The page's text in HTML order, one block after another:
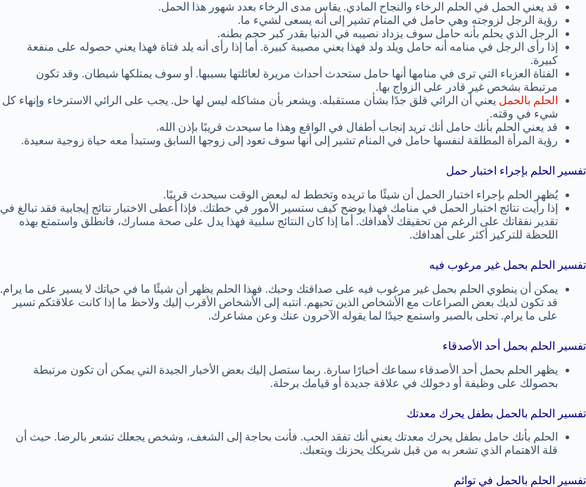
قد يعني الحمل في الحلم الرخاء والنجاح المادي. يقاس مدى الرخاء بعدد شهور هذا الحمل.
رؤية الرجل لزوجته وهي حامل في المنام تشير إلى أنه يسعى لشيء ما.
الرجل الذي يحلم بأنه حامل سوف يزداد نصيبه في الدنيا بقدر كبر حجم بطنه.
إذا رأى الرجل في منامه أنه حامل ويلد ولد فهذا يعني مصيبة كبيرة. أما إذا رأى أنه يلد فتاة فهذا يعني حصوله على منفعة
كبيرة.
الفتاة العزباء التي ترى في منامها أنها حامل ستحدث أحداث مريرة لعائلتها بسببها. أو سوف يمتلكها شيطان. وقد تكون
مرتبطة بشخص غير قادر على الزواج بها.
الحلم بالحمل يعني أن الرائي قلق جدًا بشأن مستقبله. ويشعر بأن مشاكله ليس لها حل. يجب على الرائي الاسترخاء وإنهاء كل
شيء في وقته.
قد يعني الحلم بأنك حامل أنك تريد إنجاب أطفال في الواقع وهذا ما سيحدث قريبًا بإذن الله.
رؤية المرأة المطلقة لنفسها حامل في المنام تشير إلى أنها سوف تعود إلى زوجها السابق وستبدأ معه حياة زوجية سعيدة.
تفسير الحلم بإجراء اختبار حمل
يُظهر الحلم بإجراء اختبار الحمل أن شيئًا ما تريده وتخطط له لبعض الوقت سيحدث قريبًا.
إذا رأيت نتائج اختبار الحمل في منامك فهذا يوضح كيف ستسير الأمور في خطتك. فإذا أعطى الاختبار نتائج إيجابية فقد تبالغ في
تقدير نفقاتك على الرغم من تحقيقك لأهدافك. أما إذا كان النتائج سلبية فهذا يدل على صحة مسارك، فانطلق واستمتع بهذه
اللحظة للتركيز أكثر على أهدافك.
تفسير الحلم بحمل غير مرغوب فيه
يمكن أن ينطوي الحلم بحمل غير مرغوب فيه على صداقتك وحبك. فهذا الحلم يظهر أن شيئًا ما في حياتك لا يسير على ما يرام.
قد تكون لديك بعض الصراعات مع الأشخاص الذين تحبهم. انتبه إلى الأشخاص الأقرب إليك ولاحظ ما إذا كانت علاقتكم تسير
على ما يرام. تحلى بالصبر واستمع جيدًا لما يقوله الآخرون عنك وعن مشاعرك.
تفسير الحلم بحمل أحد الأصدقاء
يظهر الحلم بحمل أحد الأصدقاء سماعك أخبارًا سارة. ربما ستصل إليك بعض الأخبار الجيدة التي يمكن أن تكون مرتبطة
بحصولك على وظيفة أو دخولك في علاقة جديدة أو قيامك برحلة.
تفسير الحلم بالحمل بطفل يحرك معدتك
الحلم بأنك حامل بطفل يحرك معدتك يعني أنك تفقد الحب. فأنت بحاجة إلى الشغف، وشخص يجعلك تشعر بالرضا. حيث أن
قلة الاهتمام الذي تشعر به من قبل شريكك يحزنك ويتعبك.
تفسير الحلم بالحمل في توائم